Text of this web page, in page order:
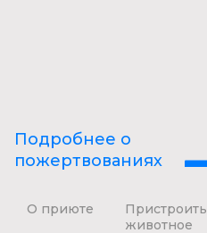
Подробнее о
пожертвованиях
О приюте
Пристроить
животное